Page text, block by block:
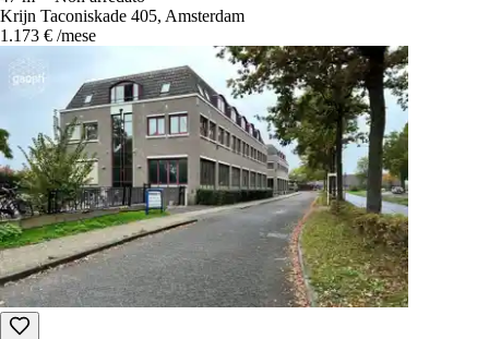
Krijn Taconiskade 405, Amsterdam
1.173 € /mese